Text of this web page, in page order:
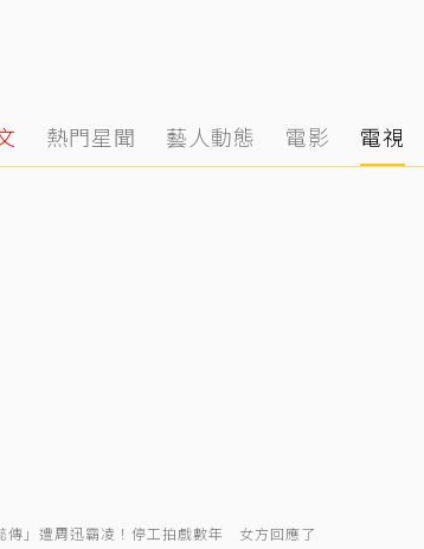
熱門星聞 藝人動態 電影 電視
傳」遭周迅霸凌！停工拍戲數年 女方回應了